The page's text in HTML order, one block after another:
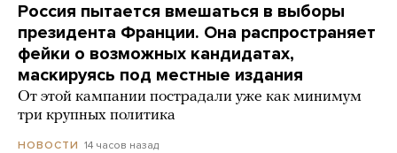
Россия пытается вмешаться в выборы
президента Франции. Она распространяет
фейки о возможных кандидатах,
маскируясь под местные издания
От этой кампании пострадали уже как минимум
три крупных политика
НОВОСТИ 14 часов назад